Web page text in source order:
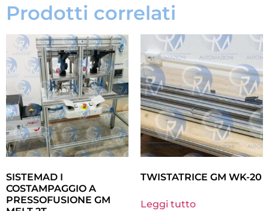
Prodotti correlati
SISTEMAD I
COSTAMPAGGIO A
PRESSOFUSIONE GM
TWISTATRICE GM WK-20
Leggi tutto